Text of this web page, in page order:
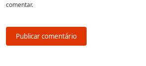
comentar.